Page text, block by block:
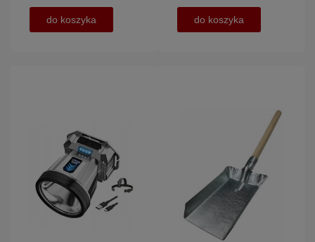
do koszyka do koszyka